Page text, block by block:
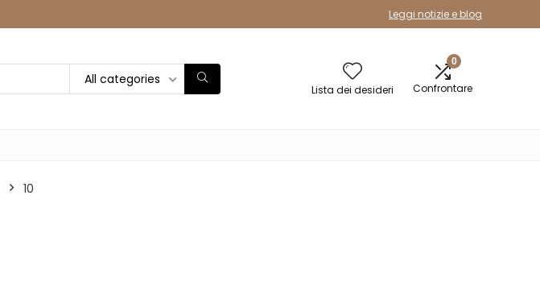
Leggi notizie e blog
All categories
Lista dei desideri
0
Confrontare
‎10